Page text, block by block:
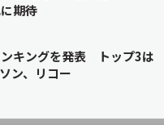
期待
キングを発表 トップ3は
ン、リコー